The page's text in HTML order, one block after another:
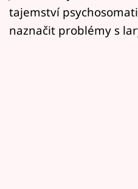
Mámy sobě
tajemství
naznačit problémy s